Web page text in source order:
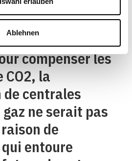
Ablehnen
choix des
est limité. Au vu
dictées par le
compenser les
CO2, la
centrales
ne serait pas
de
entoure